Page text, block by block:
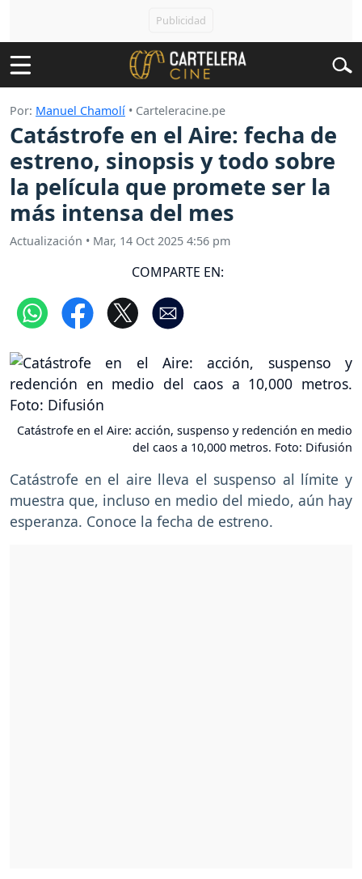
Por: Manuel Chamolí • Carteleracine.pe
Catástrofe en el Aire: fecha de
estreno, sinopsis y todo sobre
la película que promete ser la
más intensa del mes
Actualización • Mar, 14 Oct 2025 4:56 pm
COMPARTE EN:
Catástrofe en el Aire: acción, suspenso y redención en medio
del caos a 10,000 metros. Foto: Difusión
Catástrofe en el aire lleva el suspenso al límite y
muestra que, incluso en medio del miedo, aún hay
esperanza. Conoce la fecha de estreno.